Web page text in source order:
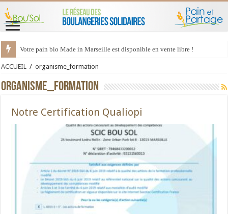
Votre pain bio Made in Marseille est disponible en vente libre !
ACCUEIL / organisme_formation
organisme_formation
Notre Certification Qualiopi